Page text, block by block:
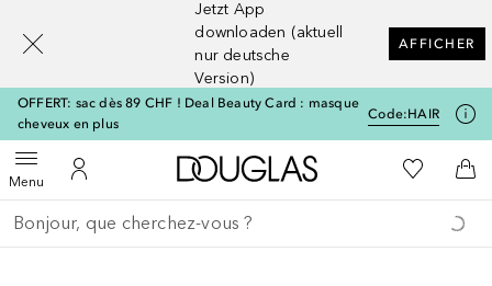
Jetzt App
downloaden (aktuell
nur deutsche
Version)
AFFICHER
OFFERT: sac dès 89 CHF ! Deal Beauty Card : masque
cheveux en plus
Code:HAIR
MenuOuvrir le menuVers Mon Compte
Vers l'accueil Douglas
Vers Ma
Retourner
Exécuter la recherche
[navigation.slideout.screenreader]